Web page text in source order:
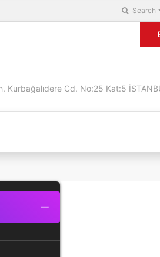
Search
Kurbağalıdere Cd. No:25 Kat:5